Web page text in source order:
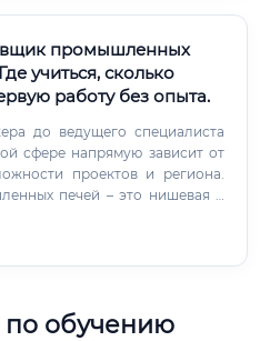
промышленных
учиться, сколько
работу без опыта.
до ведущего специалиста
сфере напрямую зависит от
проектов и региона.
печей – это нишевая и
по инженерным
по обучению